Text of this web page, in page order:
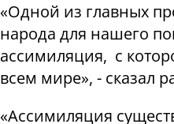
«Одной из главных
народа для нашего
ассимиляция, с
всем мире», - сказал
«Ассимиляция